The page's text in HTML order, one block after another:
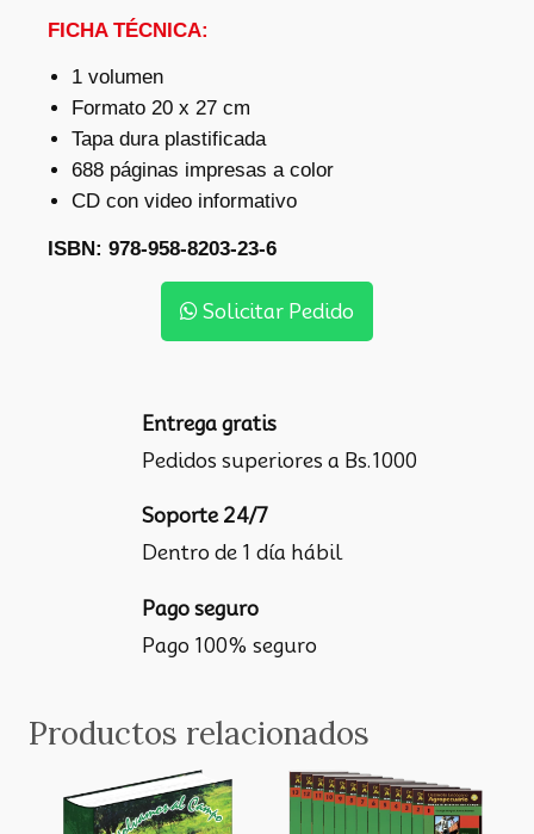
FICHA TÉCNICA:
1 volumen
Formato 20 x 27 cm
Tapa dura plastificada
688 páginas impresas a color
CD con video informativo
ISBN: 978-958-8203-23-6
Solicitar Pedido
Entrega gratis
Pedidos superiores a Bs.1000
Soporte 24/7
Dentro de 1 día hábil
Pago seguro
Pago 100% seguro
Productos relacionados